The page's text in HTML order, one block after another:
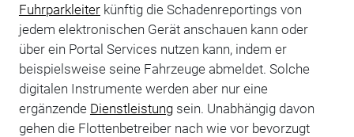
Fuhrparkleiterkünftig die Schadenreportings von
jedem elektronischen Gerät anschauen kann oder
über ein Portal Services nutzen kann, indem er
beispielsweise seine Fahrzeuge abmeldet. Solche
digitalen Instrumente werden aber nur eine
ergänzende Dienstleistungsein. Unabhängig davon
gehen die Flottenbetreiber nach wie vor bevorzugt